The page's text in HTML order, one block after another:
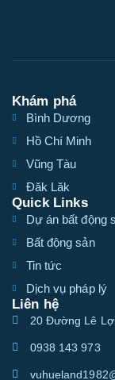
Khám phá
Bình Dương
Hồ Chí Minh
Vũng Tàu
Đăk Lăk
Quick Links
Dự án bất động
Bất động sản
Tin tức
Dịch vụ pháp lý
Liên hệ
20 Đường Lê
0938 143 973